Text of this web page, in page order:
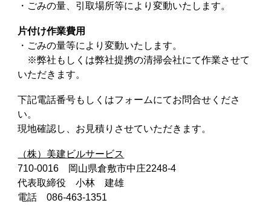
・ごみの量、引取場所等により変動いたします。
片付け作業費用
・ごみの量等により変動いたします。
※弊社もしくは弊社提携の清掃会社にて作業させて
いただきます。
下記電話番号もしくはフォームにてお問合せくださ
い。
現地確認し、お見積りさせていただきます。
（株）美建ビルサービス
710-0016 岡山県倉敷市中庄2248-4
代表取締役 小林 建雄
電話 086-463-1351